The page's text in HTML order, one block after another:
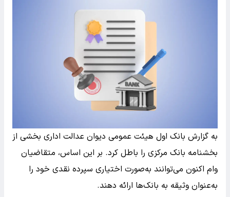
به گزارش بانک اول هیئت عمومی دیوان عدالت اداری بخشی از
بخشنامه بانک مرکزی را باطل کرد. بر این اساس، متقاضیان
وام اکنون می‌توانند به‌صورت اختیاری سپرده نقدی خود را
به‌عنوان وثیقه به بانک‌ها ارائه دهند.